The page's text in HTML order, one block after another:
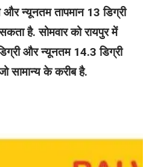
न्यूनतम तापमान 13 डिग्री
है. सोमवार को रायपुर में
और न्यूनतम 14.3 डिग्री
सामान्य के करीब है.